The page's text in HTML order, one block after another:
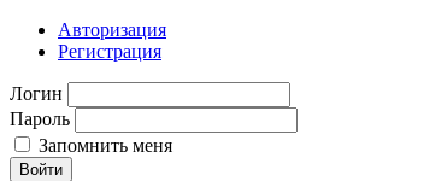
Авторизация
Регистрация
Логин
Пароль
Запомнить меня
Войти